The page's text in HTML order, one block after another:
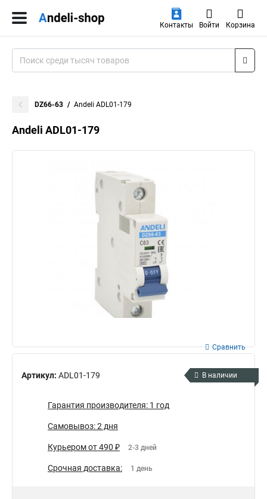
Контакты Войти Корзина
DZ66-63 Andeli ADL01-179
Andeli ADL01-179
Артикул: ADL01-179
Сравнить
В наличии
Гарантия производителя: 1 год
Самовывоз: 2 дня
Курьером от 490 ₽ 2-3 дней
Срочная доставка: 1 день